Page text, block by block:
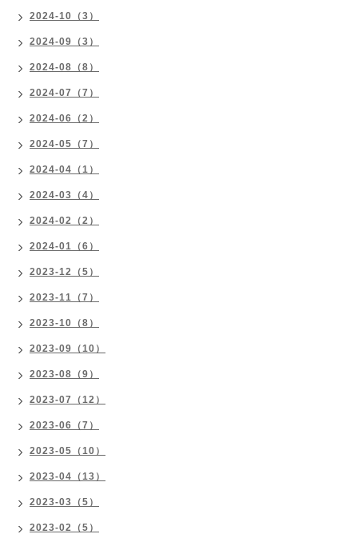
2024-10（3）
2024-09（3）
2024-08（8）
2024-07（7）
2024-06（2）
2024-05（7）
2024-04（1）
2024-03（4）
2024-02（2）
2024-01（6）
2023-12（5）
2023-11（7）
2023-10（8）
2023-09（10）
2023-08（9）
2023-07（12）
2023-06（7）
2023-05（10）
2023-04（13）
2023-03（5）
2023-02（5）